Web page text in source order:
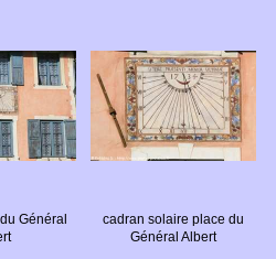
Général
cadran solaire place du
Général Albert